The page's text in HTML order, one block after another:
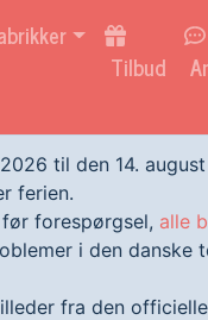
Tilbud
til den 14.
ferien.
forespørgsel, alle
i den danske
fra den